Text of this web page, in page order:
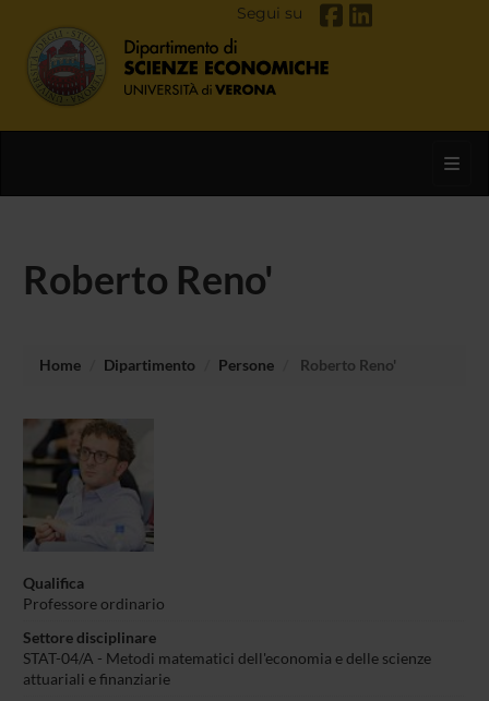
Segui su
Roberto Reno'
Home Dipartimento Persone Roberto Reno'
Qualifica
Professore ordinario
Settore disciplinare
STAT-04/A - Metodi matematici dell'economia e delle scienze
attuariali e finanziarie